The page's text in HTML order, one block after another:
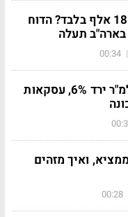
83 אלף משרות או 18 אלף בלבד? הדוח
תעלה
|
00:34
נאות רחל: המחיר למ"ר ירד 6%, עסקאות
ואיך מזהים
00:28